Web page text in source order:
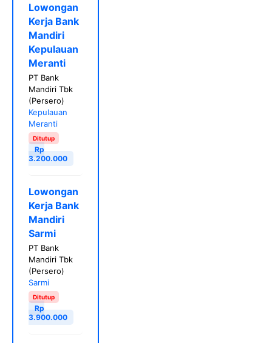
Lowongan
Kerja Bank
Mandiri
Kepulauan
Meranti
PT Bank
Mandiri Tbk
(Persero)
Kepulauan
Meranti
Ditutup
Rp
3.200.000
Lowongan
Kerja Bank
Mandiri
Sarmi
PT Bank
Mandiri Tbk
(Persero)
Sarmi
Ditutup
Rp
3.900.000